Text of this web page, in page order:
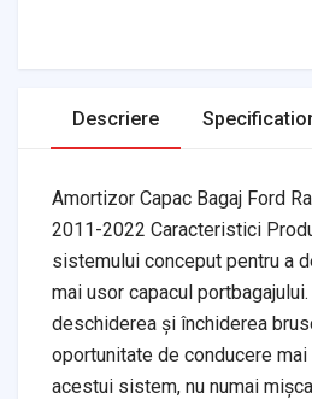
Descriere
Amortizor Capac Bagaj Ford
2011-2022 Caracteristici
sistemului conceput pentru a
mai usor capacul
deschiderea și închiderea
oportunitate de conducere
acestui sistem, nu numai